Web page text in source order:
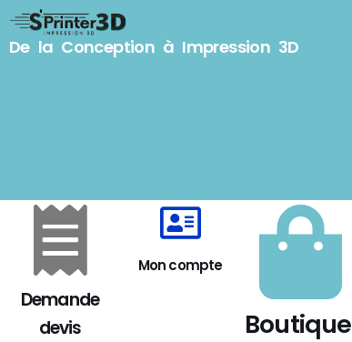
Aller
De la Conception à Impression 3D
Demande
devis
Mon compte
Boutique